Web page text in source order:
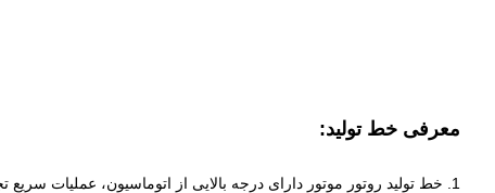
معرفی خط تولید:
1. خط تولید روتور موتور دارای درجه بالایی از اتوماسیون، عملیات سریع تجهیزات، پایداری بالا و پشتیبانی از تولید هوشمند است.